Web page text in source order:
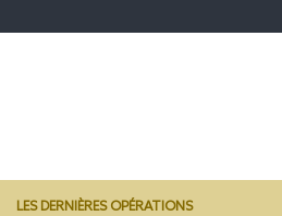
LES DERNIÈRES OPÉRATIONS